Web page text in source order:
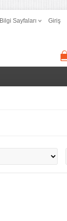
Bilgi Sayfaları Giriş